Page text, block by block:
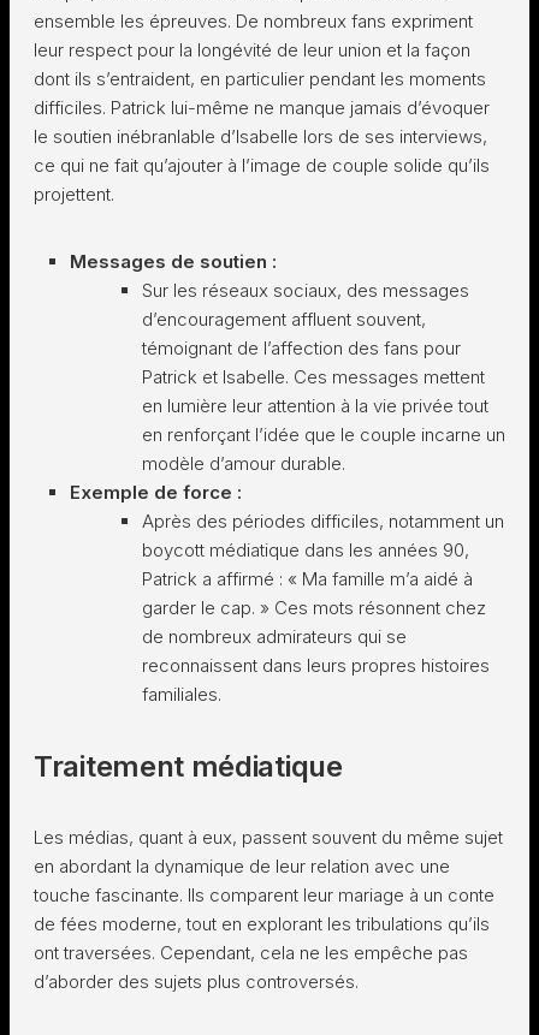
ensemble les épreuves. De nombreux fans expriment
leur respect pour la longévité de leur union et la façon
dont ils s’entraident, en particulier pendant les moments
difficiles. Patrick lui-même ne manque jamais d’évoquer
le soutien inébranlable d’Isabelle lors de ses interviews,
ce qui ne fait qu’ajouter à l’image de couple solide qu’ils
projettent.
Messages de soutien :
Sur les réseaux sociaux, des messages
d’encouragement affluent souvent,
témoignant de l’affection des fans pour
Patrick et Isabelle. Ces messages mettent
en lumière leur attention à la vie privée tout
en renforçant l’idée que le couple incarne un
modèle d’amour durable.
Exemple de force :
Après des périodes difficiles, notamment un
boycott médiatique dans les années 90,
Patrick a affirmé : « Ma famille m’a aidé à
garder le cap. » Ces mots résonnent chez
de nombreux admirateurs qui se
reconnaissent dans leurs propres histoires
familiales.
Traitement médiatique
Les médias, quant à eux, passent souvent du même sujet
en abordant la dynamique de leur relation avec une
touche fascinante. Ils comparent leur mariage à un conte
de fées moderne, tout en explorant les tribulations qu’ils
ont traversées. Cependant, cela ne les empêche pas
d’aborder des sujets plus controversés.